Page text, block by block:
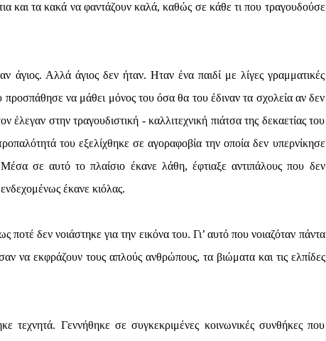
και τα κακά να φαντάζουν καλά, καθώς σε κάθε τι που τραγουδούσε
άγιος. Αλλά άγιος δεν ήταν. Ηταν ένα παιδί με λίγες γραμματικές
να μάθει μόνος του όσα θα του έδιναν τα σχολεία αν δεν
στην τραγουδιστική - καλλιτεχνική πιάτσα της δεκαετίας του
του εξελίχθηκε σε αγοραφοβία την οποία δεν υπερνίκησε
σε αυτό το πλαίσιο έκανε λάθη, έφτιαξε αντιπάλους που δεν
έκανε κιόλας.
δεν νοιάστηκε για την εικόνα του. Γι’ αυτό που νοιαζόταν πάντα
να εκφράζουν τους απλούς ανθρώπους, τα βιώματα και τις ελπίδες
τεχνητά. Γεννήθηκε σε συγκεκριμένες κοινωνικές συνθήκες που